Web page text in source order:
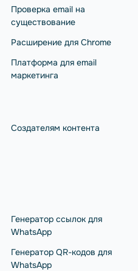
Проверка email на
существование
Расширение для Chrome
Платформа для email
маркетинга
Создателям контента
Генератор ссылок для
WhatsApp
Генератор QR-кодов для
WhatsApp